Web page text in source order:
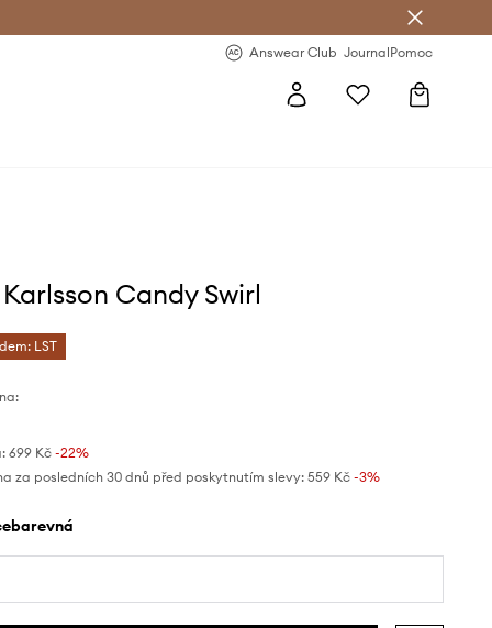
Answear Club JournalPomoc
Candy Swirl
LST
699 Kč-22%
za posledních 30 dnů před poskytnutím slevy: 559 Kč -3%